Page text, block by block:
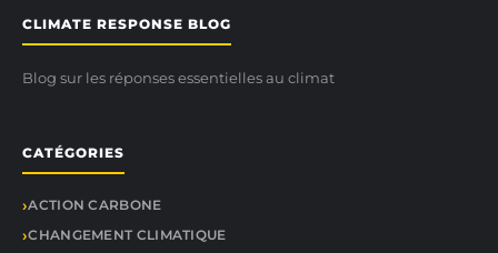
CLIMATE RESPONSE BLOG
Blog sur les réponses essentielles au climat
CATÉGORIES
ACTION CARBONE
CHANGEMENT CLIMATIQUE